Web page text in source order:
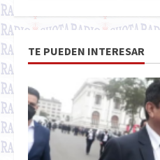
TE PUEDEN INTERESAR